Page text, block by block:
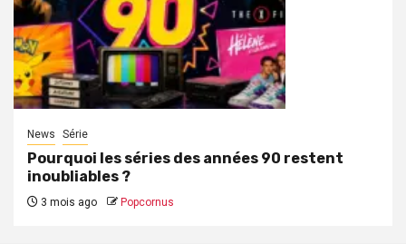
News Série
Pourquoi les séries des années 90 restent
inoubliables ?
3 mois ago Popcornus